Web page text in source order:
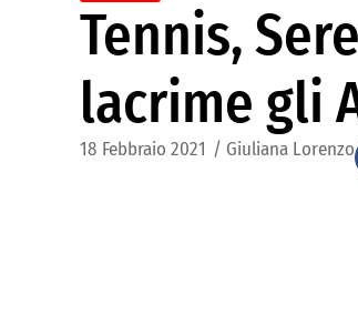
Tennis,
lacrime gli
18 Febbraio 2021 / Giuliana Lorenzo